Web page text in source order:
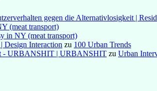
gegen die Alternativlosigkeit |
(meat transport)
in NY (meat transport)
Design Interaction zu 100 Urban Trends
- URBANSHIT | URBANSHIT zu Urban